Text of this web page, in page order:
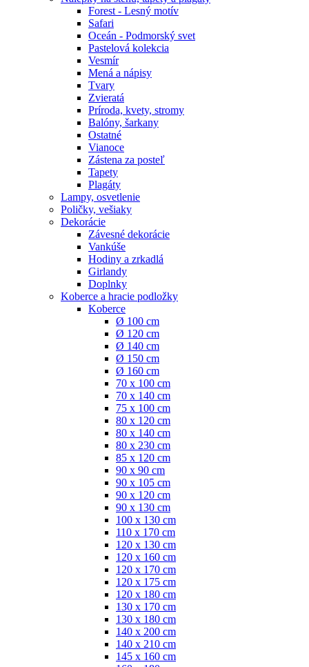
Forest - Lesný motív
Safari
Oceán - Podmorský svet
Pastelová kolekcia
Vesmír
Mená a nápisy
Tvary
Zvieratá
Príroda, kvety, stromy
Balóny, šarkany
Ostatné
Vianoce
Zástena za posteľ
Tapety
Plagáty
Lampy, osvetlenie
Poličky, vešiaky
Dekorácie
Závesné dekorácie
Vankúše
Hodiny a zrkadlá
Girlandy
Doplnky
Koberce a hracie podložky
Koberce
Ø 100 cm
Ø 120 cm
Ø 140 cm
Ø 150 cm
Ø 160 cm
70 x 100 cm
70 x 140 cm
75 x 100 cm
80 x 120 cm
80 x 140 cm
80 x 230 cm
85 x 120 cm
90 x 90 cm
90 x 105 cm
90 x 120 cm
90 x 130 cm
100 x 130 cm
110 x 170 cm
120 x 130 cm
120 x 160 cm
120 x 170 cm
120 x 175 cm
120 x 180 cm
130 x 170 cm
130 x 180 cm
140 x 200 cm
140 x 210 cm
145 x 160 cm